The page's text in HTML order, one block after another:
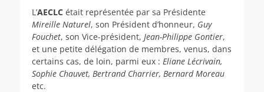
L’AECLC était représentée par sa Présidente
Mireille Naturel, son Président d’honneur, Guy
Fouchet, son Vice-président, Jean-Philippe Gontier,
et une petite délégation de membres, venus, dans
certains cas, de loin, parmi eux : Eliane Lécrivain,
Sophie Chauvet, Bertrand Charrier, Bernard Moreau
etc.